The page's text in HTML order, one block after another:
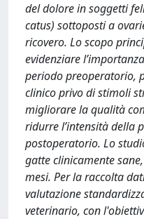
del dolore in soggetti
catus) sottoposti a
ricovero. Lo scopo
evidenziare
periodo preoperatorio,
clinico privo di stimoli
migliorare la qualità
ridurre l’intensità della
postoperatorio. Lo
gatte clinicamente
mesi. Per la raccolta
valutazione
veterinario, con